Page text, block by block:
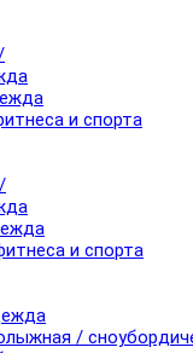
и спорта
и спорта
/